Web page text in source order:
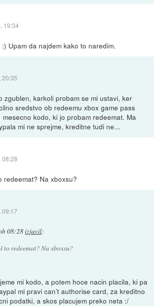
19:34
Upam da najdem kako to naredim.
20:35
zgublen, karkoli probam se mi ustavi, ker
sredstvo ob redeemu xbox game pass
mesecno kodo, ki jo probam redeemat. Ma
mi ne sprejme, kreditne tudi ne...
08:28
redeemat? Na xboxsu?
09:17
08:28izjavil:
to redeemat? Na xboxsu?
mi kodo, a potem hoce nacin placila, ki pa
mi pravi can’t authorise card, za kreditno
podatki, a skos placujem preko neta :/